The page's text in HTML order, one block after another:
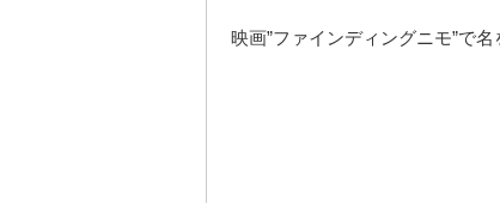
映画”ファインディングニモ”で